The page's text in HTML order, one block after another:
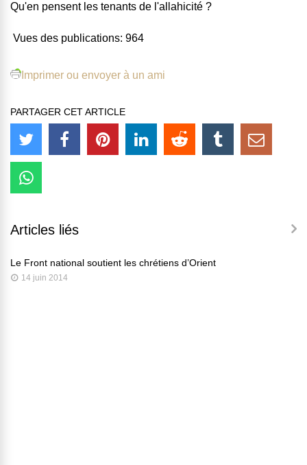
Qu'en pensent les tenants de l'allahicité ?
Vues des publications: 964
Imprimer ou envoyer à un ami
PARTAGER CET ARTICLE
Articles liés
Le Front national soutient les chrétiens d’Orient
14 juin 2014